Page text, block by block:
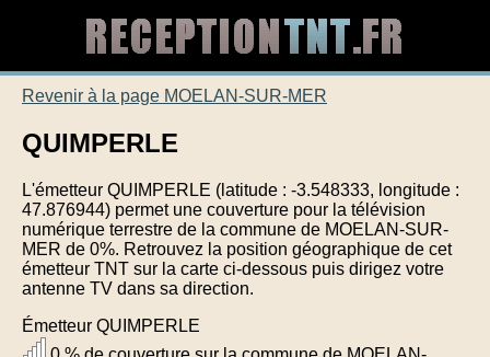
Revenir à la page MOELAN-SUR-MER
QUIMPERLE
L'émetteur QUIMPERLE (latitude : -3.548333, longitude :
47.876944) permet une couverture pour la télévision
numérique terrestre de la commune de MOELAN-SUR-
MER de 0%. Retrouvez la position géographique de cet
émetteur TNT sur la carte ci-dessous puis dirigez votre
antenne TV dans sa direction.
Émetteur QUIMPERLE